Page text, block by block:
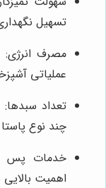
تسهیل
مصرف انرژی:
عملیاتی
تعداد
چند نوع
خدمات پس
اهمیت